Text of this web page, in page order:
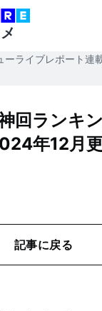
ーライブレポート連
回ランキ
年12月更
記事に戻る